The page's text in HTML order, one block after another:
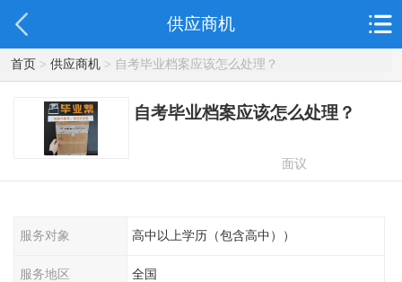
供应商机
首页> 供应商机> 自考毕业档案应该怎么处理？
自考毕业档案应该怎么处理？
面议
服务对象 高中以上学历（包含高中））
服务地区 全国